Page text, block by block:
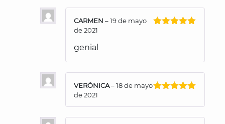
CARMEN –19 de mayo
de 2021
genial
con5de 5
VERÓNICA–18 de mayo
de 2021